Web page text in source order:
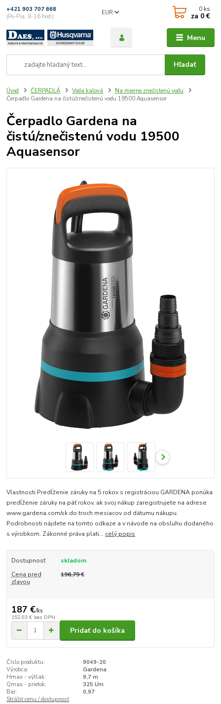
Menu
EUR
Hľadať
+421 903 707 668
(Po-Pia, 8-16 hod.)
0 ks
za 0 €
Úvod ČERPADLÁ Voda kalová
Na mierne znečistenú vodu
Čerpadlo Gardena na čistú/znečistenú vodu 19500 Aquasensor
Čerpadlo Gardena na
čistú/znečistenú vodu 19500
Aquasensor
Vlastnosti Predĺženie záruky na 5 rokov s registráciou GARDENA ponúka
predĺženie záruky na päť rokov, ak svoj nákup zaregistrujete na adrese
www.gardena.com/sk do troch mesiacov od dátumu nákupu.
Podrobnosti nájdete na tomto odkaze a v návode na obsluhu dodaného
s výrobkom. Zákonné práva plati... celý popis
Dostupnosť
skladom
Cena pred
zľavou
196,79 €
187 €/ks
152,03 € bez DPH
Pridať do košíka
Číslo produktu:
9049-20
Výrobca:
Gardena
Hmax - výtlak:
9,7 m
Qmax - prietok:
325 l/m
Bar:
0,97
Strážiť cenu / dostupnosť